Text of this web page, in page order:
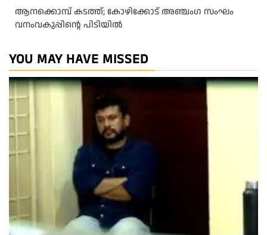
ആനക്കൊമ്പ് കടത്ത്; കോഴിക്കോട് അഞ്ചംഗ സംഘം
വനംവകുപ്പിന്റെ പിടിയിൽ
YOU MAY HAVE MISSED